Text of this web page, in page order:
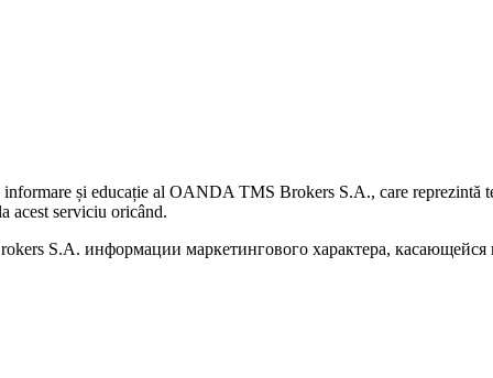
și educație al OANDA TMS Brokers S.A., care reprezintă
acest serviciu oricând.
S.A. информации маркетингового характера,